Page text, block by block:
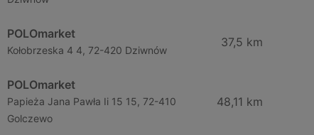
POLOmarket
Kołobrzeska 4 4, 72-420 Dziwnów
37,5 km
POLOmarket
Papieża Jana Pawła Ii 15 15, 72-410
Golczewo
48,11 km